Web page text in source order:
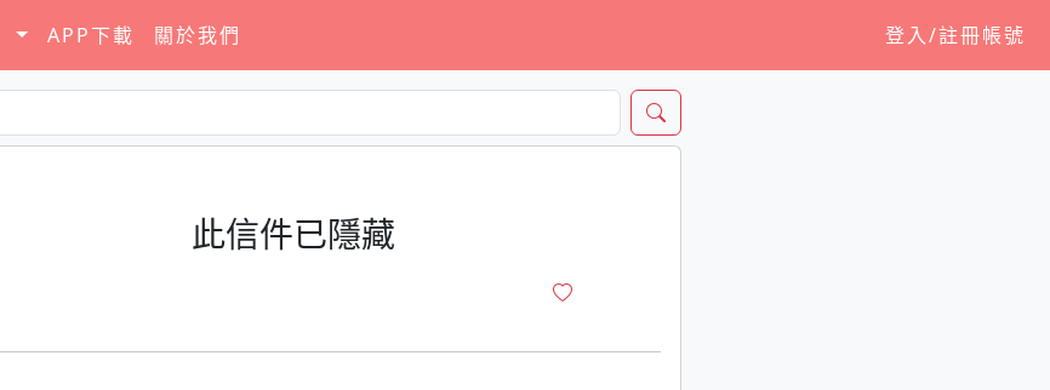
APP下載 關於我們 登入/註冊帳號
此信件已隱藏